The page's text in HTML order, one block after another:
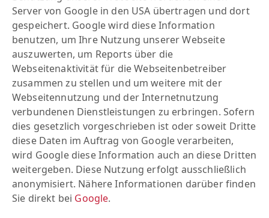
Server von Google in den USA übertragen und dort
gespeichert. Google wird diese Information
benutzen, um Ihre Nutzung unserer Webseite
auszuwerten, um Reports über die
Webseitenaktivität für die Webseitenbetreiber
zusammen zu stellen und um weitere mit der
Webseitennutzung und der Internetnutzung
verbundenen Dienstleistungen zu erbringen. Sofern
dies gesetzlich vorgeschrieben ist oder soweit Dritte
diese Daten im Auftrag von Google verarbeiten,
wird Google diese Information auch an diese Dritten
weitergeben. Diese Nutzung erfolgt ausschließlich
anonymisiert. Nähere Informationen darüber finden
Sie direkt bei Google.